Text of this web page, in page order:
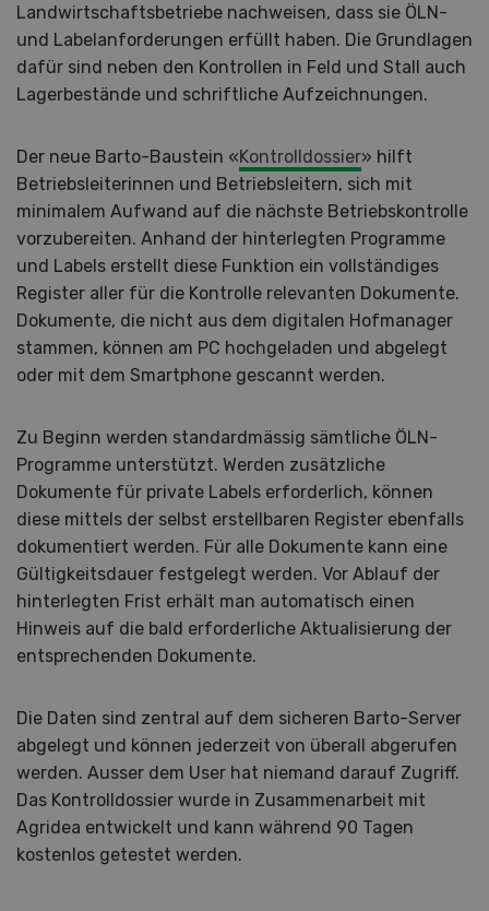
Landwirtschaftsbetriebe nachweisen, dass sie ÖLN-
und Labelanforderungen erfüllt haben. Die Grundlagen
dafür sind neben den Kontrollen in Feld und Stall auch
Lagerbestände und schriftliche Aufzeichnungen.
Der neue Barto-Baustein «Kontrolldossier» hilft
Betriebsleiterinnen und Betriebsleitern, sich mit
minimalem Aufwand auf die nächste Betriebskontrolle
vorzubereiten. Anhand der hinterlegten Programme
und Labels erstellt diese Funktion ein vollständiges
Register aller für die Kontrolle relevanten Dokumente.
Dokumente, die nicht aus dem digitalen Hofmanager
stammen, können am PC hochgeladen und abgelegt
oder mit dem Smartphone gescannt werden.
Zu Beginn werden standardmässig sämtliche ÖLN-
Programme unterstützt. Werden zusätzliche
Dokumente für private Labels erforderlich, können
diese mittels der selbst erstellbaren Register ebenfalls
dokumentiert werden. Für alle Dokumente kann eine
Gültigkeitsdauer festgelegt werden. Vor Ablauf der
hinterlegten Frist erhält man automatisch einen
Hinweis auf die bald erforderliche Aktualisierung der
entsprechenden Dokumente.
Die Daten sind zentral auf dem sicheren Barto-Server
abgelegt und können jederzeit von überall abgerufen
werden. Ausser dem User hat niemand darauf Zugriff.
Das Kontrolldossier wurde in Zusammenarbeit mit
Agridea entwickelt und kann während 90 Tagen
kostenlos getestet werden.